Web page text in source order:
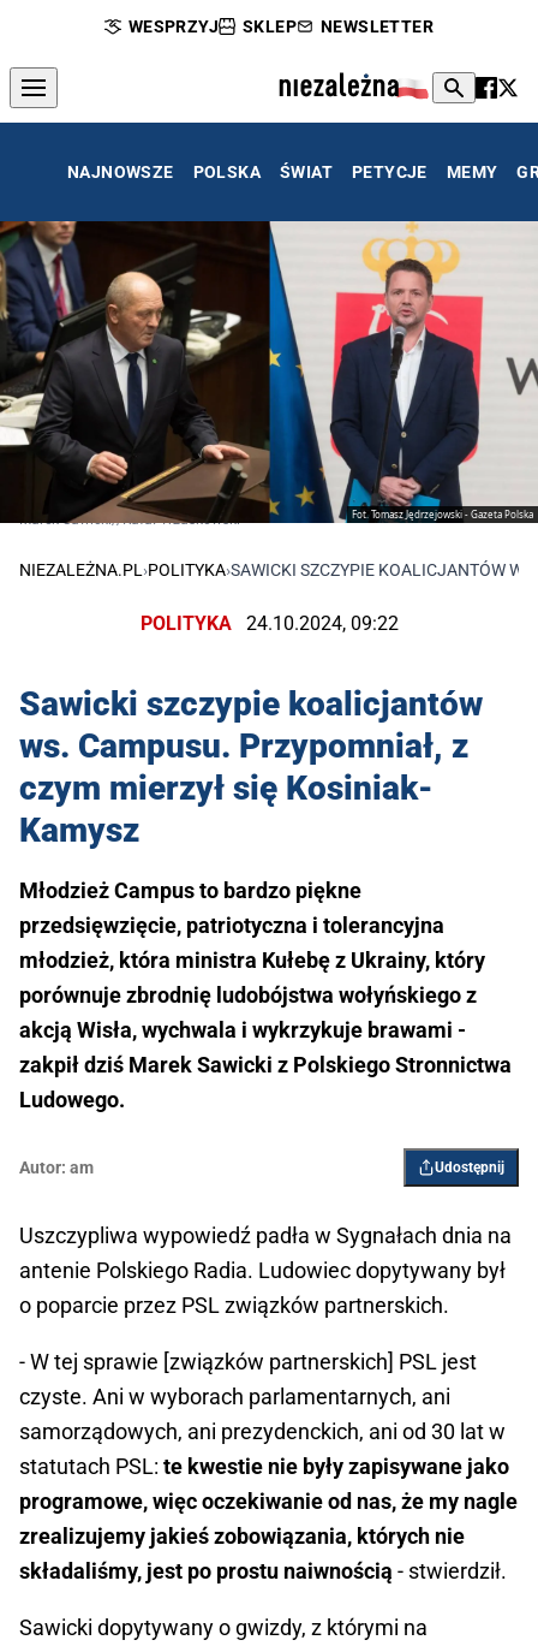
WESPRZYJ SKLEP NEWSLETTER
NAJNOWSZE POLSKA ŚWIAT PETYCJE MEMY
Fot. Tomasz Jędrzejowski - Gazeta Polska
Marek Sawicki//Rafał Trzaskowski
NIEZALEŻNA.PL ›POLITYKA›SAWICKI SZCZYPIE KOALICJANTÓW
POLITYKA 24.10.2024, 09:22
Sawicki szczypie koalicjantów
ws. Campusu. Przypomniał, z
czym mierzył się Kosiniak-
Kamysz
Młodzież Campus to bardzo piękne
przedsięwzięcie, patriotyczna i tolerancyjna
młodzież, która ministra Kułebę z Ukrainy, który
porównuje zbrodnię ludobójstwa wołyńskiego z
akcją Wisła, wychwala i wykrzykuje brawami -
zakpił dziś Marek Sawicki z Polskiego Stronnictwa
Ludowego.
Autor: am Udostępnij
Uszczypliwa wypowiedź padła w Sygnałach dnia na
antenie Polskiego Radia. Ludowiec dopytywany był
o poparcie przez PSL związków partnerskich.
- W tej sprawie [związków partnerskich] PSL jest
czyste. Ani w wyborach parlamentarnych, ani
samorządowych, ani prezydenckich, ani od 30 lat w
statutach PSL: te kwestie nie były zapisywane jako
programowe, więc oczekiwanie od nas, że my nagle
zrealizujemy jakieś zobowiązania, których nie
składaliśmy, jest po prostu naiwnością - stwierdził.
Sawicki dopytywany o gwizdy, z którymi na